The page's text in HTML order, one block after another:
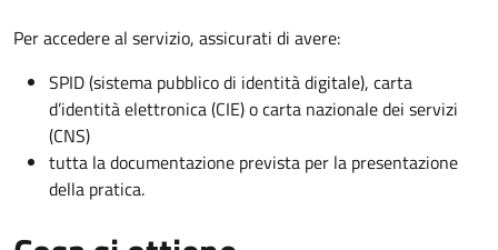
Per accedere al servizio, assicurati di avere:
SPID (sistema pubblico di identità digitale), carta
d’identità elettronica (CIE) o carta nazionale dei servizi
(CNS)
tutta la documentazione prevista per la presentazione
della pratica.